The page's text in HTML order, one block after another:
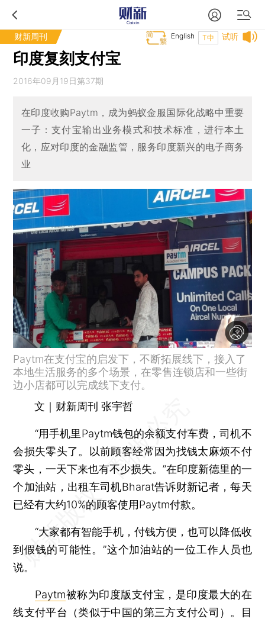
财新周刊 试听
T中
English
印度复刻支付宝
2016年09月19日第37期
在印度收购Paytm，成为蚂蚁金服国际化战略中重要
一子：支付宝输出业务模式和技术标准，进行本土
化，应对印度的金融监管，服务印度新兴的电子商务
业
Paytm在支付宝的启发下，不断拓展线下，接入了
本地生活服务的多个场景，在零售连锁店和一些街
边小店都可以完成线下支付。
文｜财新周刊 张宇哲
“用手机里Paytm钱包的余额支付车费，司机不
会损失零头了。以前顾客经常因为找钱太麻烦不付
零头，一天下来也有不少损失。”在印度新德里的一
个加油站，出租车司机Bharat告诉财新记者，每天
已经有大约10%的顾客使用Paytm付款。
“大家都有智能手机，付钱方便，也可以降低收
到假钱的可能性。”这个加油站的一位工作人员也
说。
Paytm被称为印度版支付宝，是印度最大的在
线支付平台（类似于中国的第三方支付公司）。目